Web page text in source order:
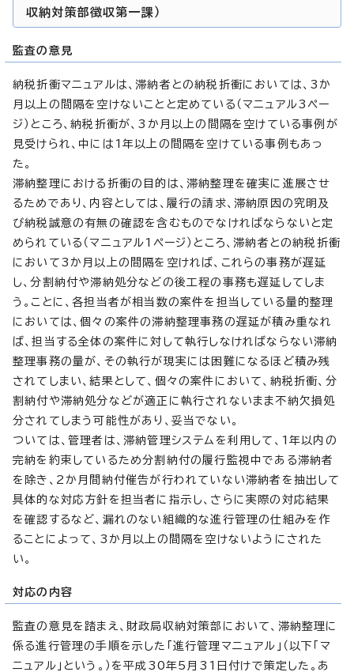
収納対策部徴収第一課）
監査の意見
納税折衝マニュアルは、滞納者との納税折衝においては、3か
月以上の間隔を空けないことと定めている（マニュアル3ペー
ジ）ところ、納税折衝が、3か月以上の間隔を空けている事例が
見受けられ、中には1年以上の間隔を空けている事例もあっ
た。
滞納整理における折衝の目的は、滞納整理を確実に進展させ
るためであり、内容としては、履行の請求、滞納原因の究明及
び納税誠意の有無の確認を含むものでなければならないと定
められている（マニュアル1ページ）ところ、滞納者との納税折衝
において3か月以上の間隔を空ければ、これらの事務が遅延
し、分割納付や滞納処分などの後工程の事務も遅延してしま
う。ことに、各担当者が相当数の案件を担当している量的整理
においては、個々の案件の滞納整理事務の遅延が積み重なれ
ば、担当する全体の案件に対して執行しなければならない滞納
整理事務の量が、その執行が現実には困難になるほど積み残
されてしまい、結果として、個々の案件において、納税折衝、分
割納付や滞納処分などが適正に執行されないまま不納欠損処
分されてしまう可能性があり、妥当でない。
ついては、管理者は、滞納管理システムを利用して、1年以内の
完納を約束しているため分割納付の履行監視中である滞納者
を除き、2か月間納付催告が行われていない滞納者を抽出して
具体的な対応方針を担当者に指示し、さらに実際の対応結果
を確認するなど、漏れのない組織的な進行管理の仕組みを作
ることによって、3か月以上の間隔を空けないようにされた
い。
対応の内容
監査の意見を踏まえ、財政局収納対策部において、滞納整理に
係る進行管理の手順を示した「進行管理マニュアル」（以下「マ
ニュアル」という。）を平成30年5月31日付けで策定した。あ